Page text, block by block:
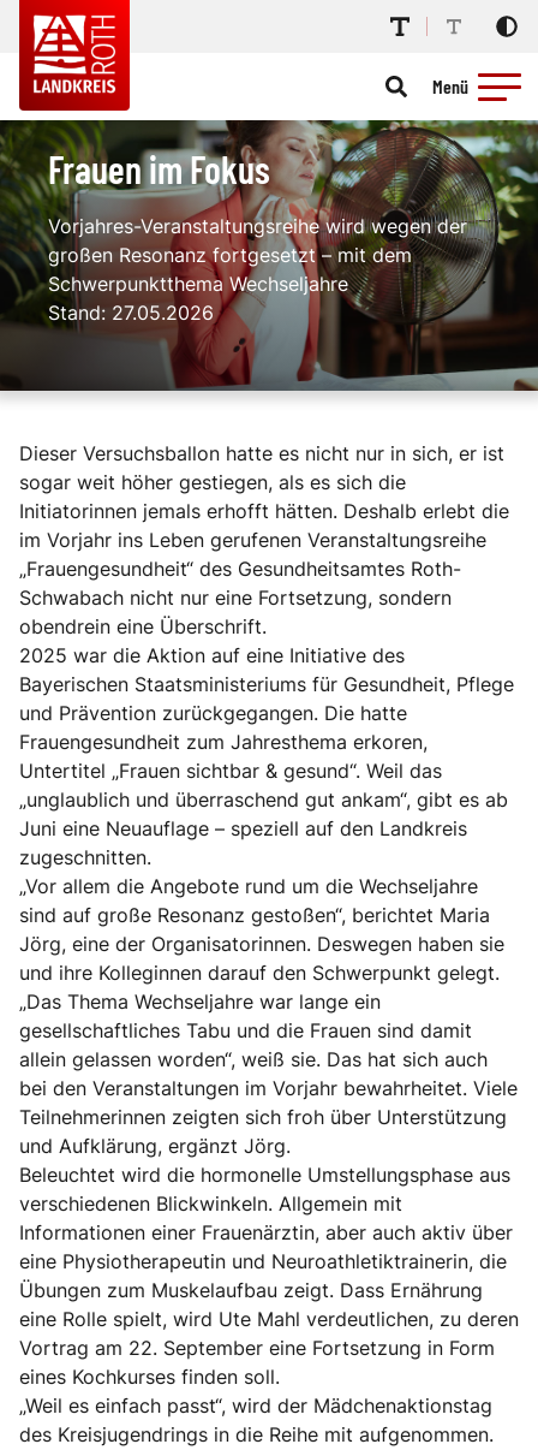
Menü
Frauen im Fokus
Vorjahres-Veranstaltungsreihe wird wegen der
großen Resonanz fortgesetzt – mit dem
Schwerpunktthema Wechseljahre
Stand: 27.05.2026
Dieser Versuchsballon hatte es nicht nur in sich, er ist
sogar weit höher gestiegen, als es sich die
Initiatorinnen jemals erhofft hätten. Deshalb erlebt die
im Vorjahr ins Leben gerufenen Veranstaltungsreihe
„Frauengesundheit“ des Gesundheitsamtes Roth-
Schwabach nicht nur eine Fortsetzung, sondern
obendrein eine Überschrift.
2025 war die Aktion auf eine Initiative des
Bayerischen Staatsministeriums für Gesundheit, Pflege
und Prävention zurückgegangen. Die hatte
Frauengesundheit zum Jahresthema erkoren,
Untertitel „Frauen sichtbar & gesund“. Weil das
„unglaublich und überraschend gut ankam“, gibt es ab
Juni eine Neuauflage – speziell auf den Landkreis
zugeschnitten.
„Vor allem die Angebote rund um die Wechseljahre
sind auf große Resonanz gestoßen“, berichtet Maria
Jörg, eine der Organisatorinnen. Deswegen haben sie
und ihre Kolleginnen darauf den Schwerpunkt gelegt.
„Das Thema Wechseljahre war lange ein
gesellschaftliches Tabu und die Frauen sind damit
allein gelassen worden“, weiß sie. Das hat sich auch
bei den Veranstaltungen im Vorjahr bewahrheitet. Viele
Teilnehmerinnen zeigten sich froh über Unterstützung
und Aufklärung, ergänzt Jörg.
Beleuchtet wird die hormonelle Umstellungsphase aus
verschiedenen Blickwinkeln. Allgemein mit
Informationen einer Frauenärztin, aber auch aktiv über
eine Physiotherapeutin und Neuroathletiktrainerin, die
Übungen zum Muskelaufbau zeigt. Dass Ernährung
eine Rolle spielt, wird Ute Mahl verdeutlichen, zu deren
Vortrag am 22. September eine Fortsetzung in Form
eines Kochkurses finden soll.
„Weil es einfach passt“, wird der Mädchenaktionstag
des Kreisjugendrings in die Reihe mit aufgenommen.